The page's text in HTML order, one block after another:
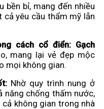
bền bỉ, mang đến nhiều
yêu cầu thẩm mỹ lẫn
cách cổ điển: Gạch
mang lại vẻ đẹp mộc
mọi không gian.
Nhờ quy trình nung ở
năng chống thấm nước,
không gian trong nhà